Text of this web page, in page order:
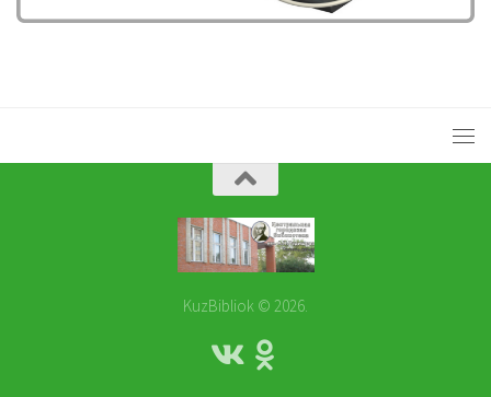
KuzBibliok © 2026.